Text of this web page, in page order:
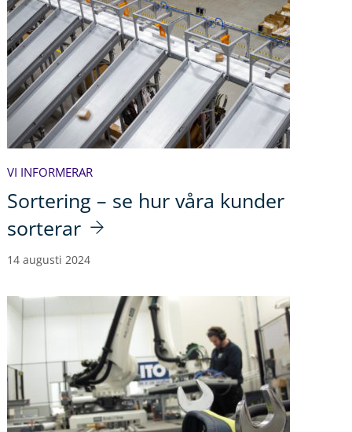
VI INFORMERAR
Sortering – se hur våra kunder
sorterar
14 augusti 2024